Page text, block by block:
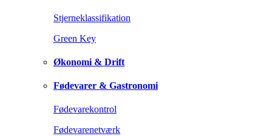
Stjerneklassifikation
Green Key
Økonomi & Drift
Fødevarer & Gastronomi
Fødevarekontrol
Fødevarenetværk